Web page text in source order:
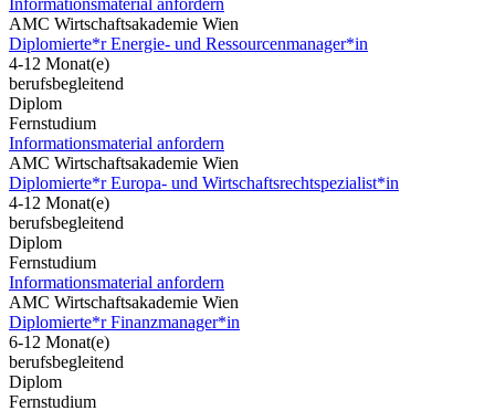
Informationsmaterial anfordern
AMC Wirtschaftsakademie Wien
Diplomierte*r Energie- und Ressourcenmanager*in
4-12 Monat(e)
berufsbegleitend
Diplom
Fernstudium
Informationsmaterial anfordern
AMC Wirtschaftsakademie Wien
Diplomierte*r Europa- und Wirtschaftsrechtspezialist*in
4-12 Monat(e)
berufsbegleitend
Diplom
Fernstudium
Informationsmaterial anfordern
AMC Wirtschaftsakademie Wien
Diplomierte*r Finanzmanager*in
6-12 Monat(e)
berufsbegleitend
Diplom
Fernstudium